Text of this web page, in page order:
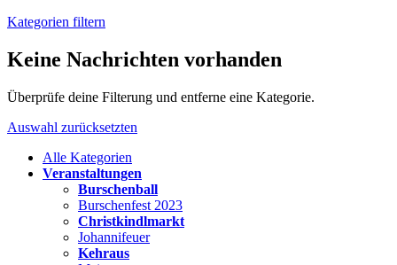
Kategorien filtern
Keine Nachrichten vorhanden
Überprüfe deine Filterung und entferne eine Kategorie.
Auswahl zurücksetzten
Alle Kategorien
Veranstaltungen
Burschenball
Burschenfest 2023
Christkindlmarkt
Johannifeuer
Kehraus